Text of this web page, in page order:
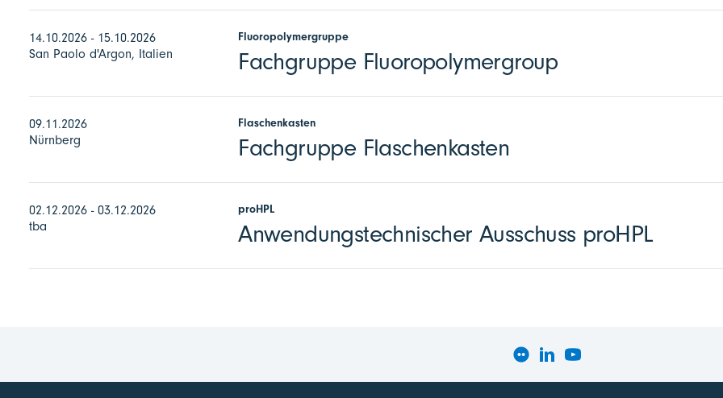
14.10.2026 - 15.10.2026
San Paolo d'Argon, Italien
Fluoropolymergruppe
Fachgruppe Fluoropolymergroup
09.11.2026
Nürnberg
Flaschenkasten
Fachgruppe Flaschenkasten
02.12.2026 - 03.12.2026
tba
proHPL
Anwendungstechnischer Ausschuss proHPL